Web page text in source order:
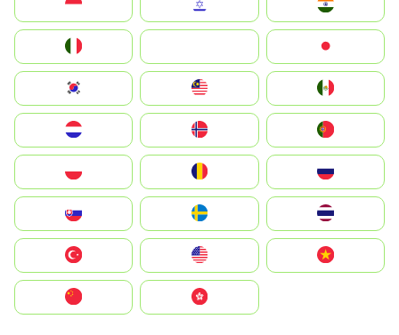
South Korea
United States
中國香港特別行政區